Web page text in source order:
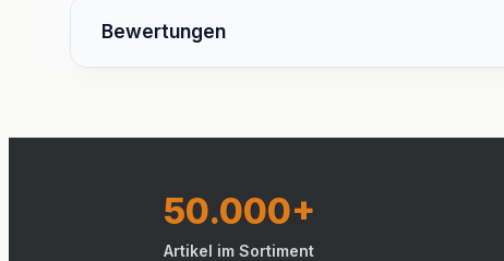
Bewertungen
50.000+
Artikel im Sortiment